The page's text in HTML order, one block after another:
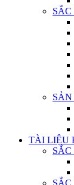
TÀI LIỆU